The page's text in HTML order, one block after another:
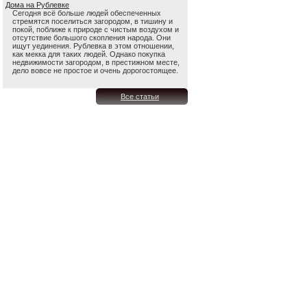
Дома на Рублевке
Сегодня всё больше людей обеспеченных
стремятся поселиться загородом, в тишину и
покой, поближе к природе с чистым воздухом и
отсутствие большого скопления народа. Они
ищут уединения. Рублевка в этом отношении,
как мекка для таких людей. Однако покупка
недвижимости загородом, в престижном месте,
дело вовсе не простое и очень дорогостоящее.
Все статьи